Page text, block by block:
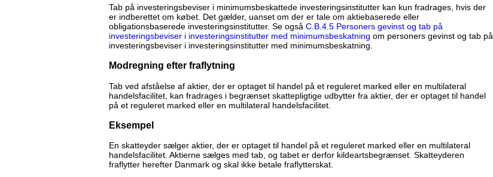
Tab på investeringsbeviser i minimumsbeskattede investeringsinstitutter kan kun fradrages, hvis der
er indberettet om købet. Det gælder, uanset om der er tale om aktiebaserede eller
obligationsbaserede investeringsinstitutter. Se også C.B.4.5 Personers gevinst og tab på
investeringsbeviser i investeringsinstitutter med minimumsbeskatning om personers gevinst og tab på
investeringsbeviser i investeringsinstitutter med minimumsbeskatning.
Modregning efter fraflytning
Tab ved afståelse af aktier, der er optaget til handel på et reguleret marked eller en multilateral
handelsfacilitet, kan fradrages i begrænset skattepligtige udbytter fra aktier, der er optaget til handel
på et reguleret marked eller en multilateral handelsfacilitet.
Eksempel
En skatteyder sælger aktier, der er optaget til handel på et reguleret marked eller en multilateral
handelsfacilitet. Aktierne sælges med tab, og tabet er derfor kildeartsbegrænset. Skatteyderen
fraflytter herefter Danmark og skal ikke betale fraflytterskat.